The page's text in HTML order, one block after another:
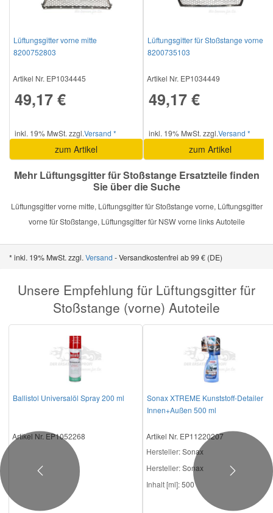
Lüftungsgitter vorne mitte
8200752803
Artikel Nr. EP1034445
49,17 €
inkl. 19% MwSt. zzgl.Versand *
zum Artikel
Lüftungsgitter für Stoßstange vorne
8200735103
Artikel Nr. EP1034449
49,17 €
inkl. 19% MwSt. zzgl.Versand *
zum Artikel
Mehr Lüftungsgitter für Stoßstange Ersatzteile finden
Sie über die Suche
Lüftungsgitter vorne mitte, Lüftungsgitter für Stoßstange vorne, Lüftungsgitter
vorne für Stoßstange, Lüftungsgitter für NSW vorne links Autoteile
* inkl. 19% MwSt. zzgl. Versand - Versandkostenfrei ab 99 € (DE)
Unsere Empfehlung für Lüftungsgitter für
Stoßstange (vorne) Autoteile
Ballistol Universalöl Spray 200 ml
Artikel Nr. EP1052268
Sonax XTREME Kunststoff-Detailer
Innen+Außen 500 ml
Artikel Nr. EP11220207
Hersteller: Sonax
Hersteller:Sonax
Inhalt [ml]:500
Previous Next
Toyota Ersatzteile
Vauxhall Ersatzteile
Volvo Ersatzteile